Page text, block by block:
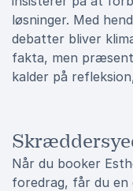
løsninger. Med
debatter bliver
fakta, men
kalder på
Når du booker
foredrag, får du en